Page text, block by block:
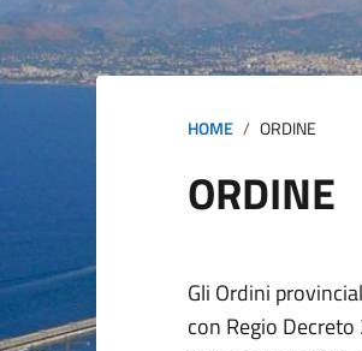
HOME ORDINE
ORDINE
Gli Ordini
con Regio